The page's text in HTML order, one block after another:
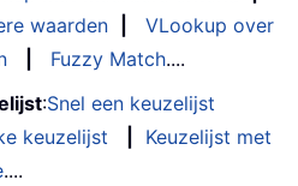
waarden
VLookup over
Fuzzy Match....
:Snel een keuzelijst
keuzelijst
Keuzelijst met
....